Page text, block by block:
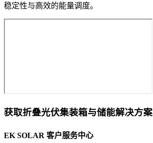
稳定性与高效的能量调度。
获取折叠光伏集装箱与储能解决方案
EK SOLAR 客户服务中心